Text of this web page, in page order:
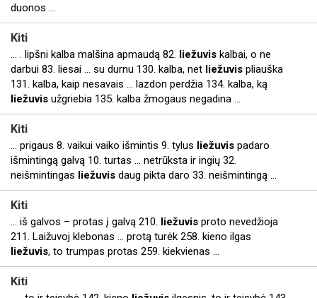
duonos ...
Kiti
... . lipšni kalba malšina apmaudą 82. liežuvis kalbai, o ne
darbui 83. liesai ... su durnu 130. kalba, net liežuvis pliauška
131. kalba, kaip nesavais ... lazdon perdžia 134. kalba, ką
liežuvis užgriebia 135. kalba žmogaus negadina ...
Kiti
... prigaus 8. vaikui vaiko išmintis 9. tylus liežuvis padaro
išmintingą galvą 10. turtas ... netrūksta ir ingių 32.
neišmintingas liežuvis daug pikta daro 33. neišmintingą ...
Kiti
... iš galvos – protas į galvą 210. liežuvis proto nevedžioja
211. Laižuvoj klebonas ... protą turėk 258. kieno ilgas
liežuvis, to trumpas protas 259. kiekvienas ...
Kiti